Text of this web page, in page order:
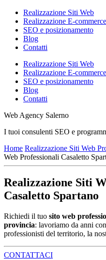
Realizzazione Siti Web
Realizzazione E-commerce
SEO e posizionamento
Blog
Contatti
Realizzazione Siti Web
Realizzazione E-commerce
SEO e posizionamento
Blog
Contatti
Web Agency Salerno
I tuoi consulenti SEO e
Home Realizzazione Siti Web
Web Professionali Casaletto
Realizzazione Siti
Casaletto Spartano
Richiedi il tuo sito web
provincia: lavoriamo da anni
professionisti del territorio, la
CONTATTACI